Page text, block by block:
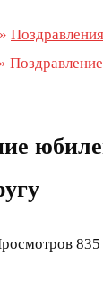
» Поздравления
835